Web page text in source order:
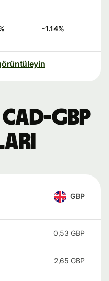
-1.14%
GBP
GBP
0,53 GBP
2,65 GBP